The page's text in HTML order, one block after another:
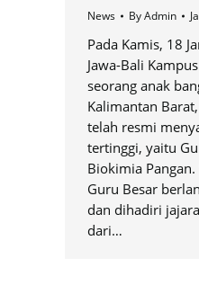
News ByAdmin
Pada Kamis, 18
Jawa-Bali
seorang anak
Kalimantan
telah resmi
tertinggi, yaitu
Biokimia
Guru Besar
dan dihadiri
dari…